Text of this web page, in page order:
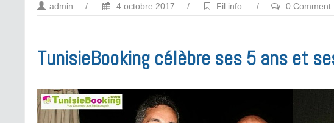
admin / 4 octobre 2017 / Fil info / 0 Comment
TunisieBooking célèbre ses 5 ans et